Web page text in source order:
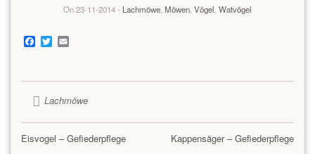
On 23-11-2014 - Lachmöwe Möwen Vögel Watvögel
Facebook
TwitterEmail
Lachmöwe
Kappensäger – Gefiederpflege
Eisvogel – Gefiederpflege